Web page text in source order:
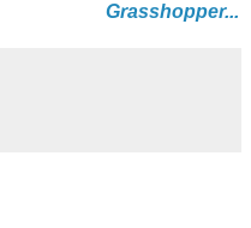
Grasshopper...